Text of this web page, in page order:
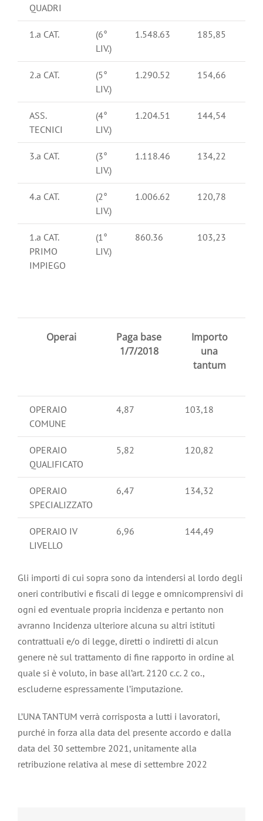
QUADRI
1.a CAT.
(6°
LIV.)
1.548.63 185,85
2.a CAT.
(5°
LIV.)
1.290.52 154,66
ASS.
TECNICI
(4°
LIV.)
1.204.51 144,54
3.a CAT.
(3°
LIV.)
1.118.46 134,22
4.a CAT.
(2°
LIV.)
1.006.62 120,78
1.a CAT.
PRIMO
IMPIEGO
(1°
LIV.)
860.36 103,23
Operai
Paga base
1/7/2018
Importo
una
tantum
OPERAIO
COMUNE
4,87 103,18
OPERAIO
QUALIFICATO
5,82 120,82
OPERAIO
SPECIALIZZATO
6,47 134,32
OPERAIO IV
LIVELLO
6,96 144,49
Gli importi di cui sopra sono da intendersi al lordo degli
oneri contributivi e fiscali di legge e omnicomprensivi di
ogni ed eventuale propria incidenza e pertanto non
avranno Incidenza ulteriore alcuna su altri istituti
contrattuali e/o di legge, diretti o indiretti di alcun
genere nè sul trattamento di fine rapporto in ordine al
quale si è voluto, in base all’art. 2120 c.c. 2 co.,
escluderne espressamente l’imputazione.
L’UNA TANTUM verrà corrisposta a lutti i lavoratori,
purché in forza alla data del presente accordo e dalla
data del 30 settembre 2021, unitamente alla
retribuzione relativa al mese di settembre 2022